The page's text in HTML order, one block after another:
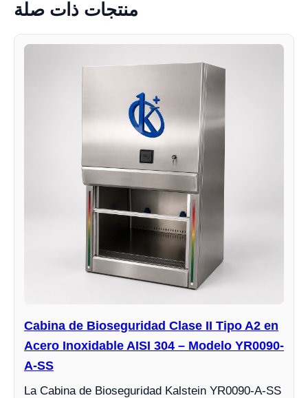
منتجات ذات صلة
Cabina de Bioseguridad Clase II Tipo A2 en
Acero Inoxidable AISI 304 – Modelo YR0090-
A-SS
La Cabina de Bioseguridad Kalstein YR0090-A-SS